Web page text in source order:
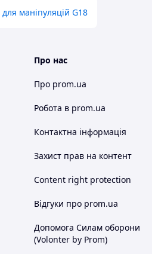
для маніпуляцій G18
Про нас
Про prom.ua
Робота в prom.ua
Контактна інформація
Захист прав на контент
Content right protection
Відгуки про prom.ua
Допомога Силам оборони
(Volonter by Prom)